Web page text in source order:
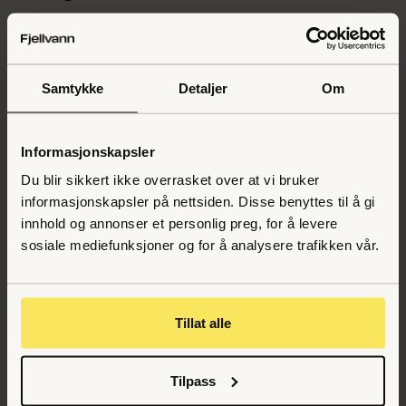
Samtykke Detaljer Om
Informasjonskapsler
Du blir sikkert ikke overrasket over at vi bruker
informasjonskapsler på nettsiden. Disse benyttes til å gi
innhold og annonser et personlig preg, for å levere
sosiale mediefunksjoner og for å analysere trafikken vår.
Tillat alle
Tilpass
Hvilke typer SSL-sertifikater
finnes?
grunnleggende til grundig sjekket og godkjent med
stempel og det hele. Hva du trenger, avhenger av hvor
mye informasjon du samler inn og hvor viktig tillit er for
siden din.
DV (Domain Validation)
Det enkleste og raskeste alternativet. Her
kontrolleres det bare at du faktisk eier domenet. DV
passer for små nettsteder, porteføljer og
informasjonsnettsider uten innlogging eller